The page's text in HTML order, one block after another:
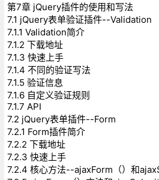
第7章 jQuery插件的使用和写法
7.1 jQuery表单验证插件--Validation
7.1.1 Validation简介
7.1.2 下载地址
7.1.3 快速上手
7.1.4 不同的验证写法
7.1.5 验证信息
7.1.6 自定义验证规则
7.1.7 API
7.2 jQuery表单插件--Form
7.2.1 Form插件简介
7.2.2 下载地址
7.2.3 快速上手
7.2.4 核心方法--ajaxForm（）和